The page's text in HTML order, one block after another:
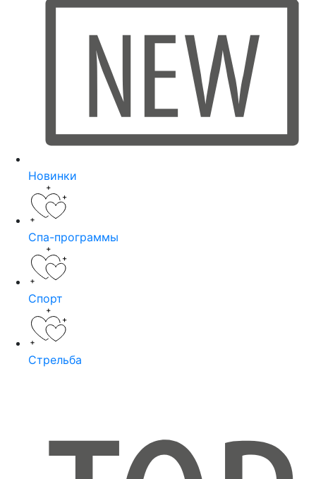
Новинки
Спа-программы
Спорт
Стрельба